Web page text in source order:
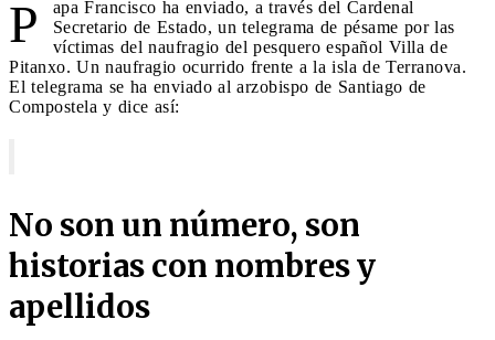
P
apa Francisco ha enviado, a través del Cardenal
Secretario de Estado, un telegrama de pésame por las
víctimas del naufragio del pesquero español Villa de
Pitanxo. Un naufragio ocurrido frente a la isla de Terranova.
El telegrama se ha enviado al arzobispo de Santiago de
Compostela y dice así:
No son un número, son
historias con nombres y
apellidos